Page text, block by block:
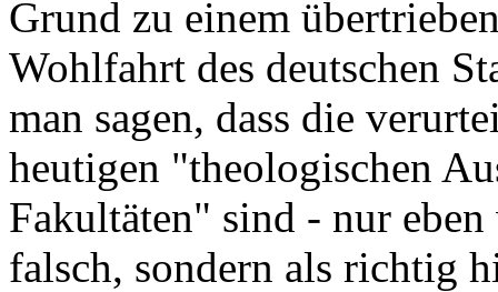
Grund zu einem
Wohlfahrt des deutschen
man sagen, dass die
heutigen "theologischen
Fakultäten" sind - nur eben
falsch, sondern als richtig